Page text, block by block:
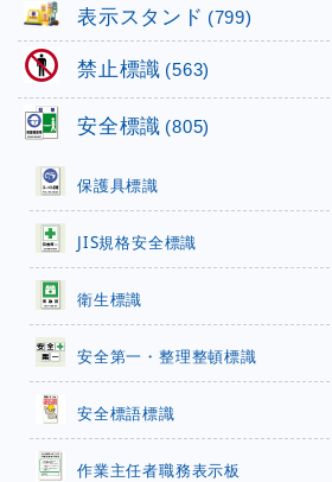
表示スタンド (799)
禁止標識 (563)
安全標識 (805)
保護具標識
JIS規格安全標識
衛生標識
安全第一・整理整頓標識
安全標語標識
作業主任者職務表示板